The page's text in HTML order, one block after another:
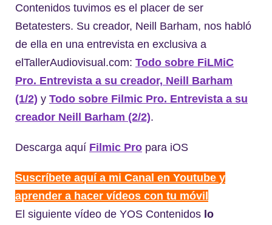
Contenidos tuvimos es el placer de ser
Betatesters. Su creador, Neill Barham, nos habló
de ella en una entrevista en exclusiva a
elTallerAudiovisual.com: Todo sobre FiLMiC
Pro. Entrevista a su creador, Neill Barham
(1/2) y Todo sobre Filmic Pro. Entrevista a su
creador Neill Barham (2/2).
Descarga aquí Filmic Pro para iOS
Suscríbete aquí a mi Canal en Youtube y
aprender a hacer vídeos con tu móvil
El siguiente vídeo de YOS Contenidos lo